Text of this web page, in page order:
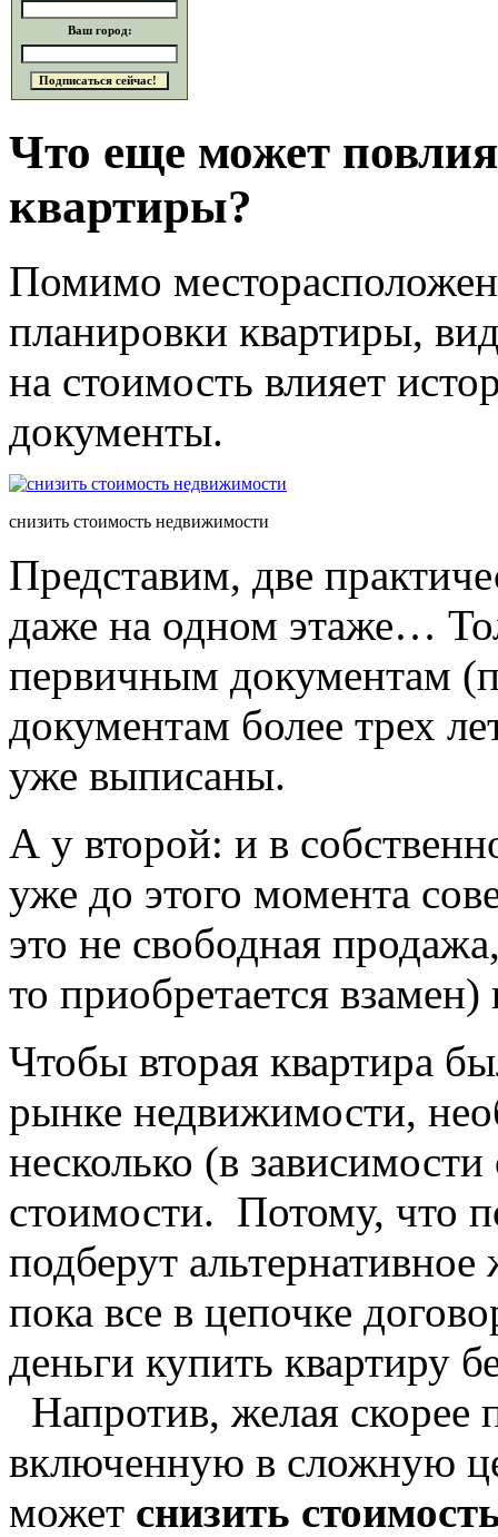
Ваш город:
Что еще может
квартиры?
Помимо
планировки квартиры,
на стоимость влияет
документы.
снизить стоимость недвижимости
Представим, две
даже на одном этаже…
первичным документам
документам более трех
уже выписаны.
А у второй: и в
уже до этого момента
это не свободная
то приобретается взамен)
Чтобы вторая квартира
рынке недвижимости,
несколько (в
стоимости. Потому, что
подберут
пока все в цепочке
деньги купить квартиру
Напротив, желая скорее
включенную в сложную
может снизить